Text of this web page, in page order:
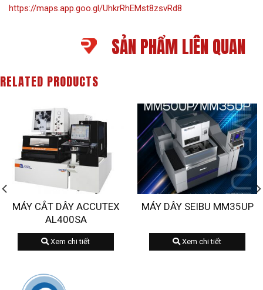
https://maps.app.goo.gl/UhkrRhEMst8zsvRd8
SẢN PHẨM LIÊN QUAN
RELATED PRODUCTS
MÁY CẮT DÂY ACCUTEX
AL400SA
Xem chi tiết
MÁY DÂY SEIBU MM35UP
Xem chi tiết